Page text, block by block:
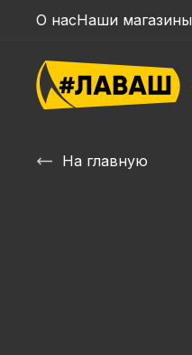
О насНаши магазины
На главную